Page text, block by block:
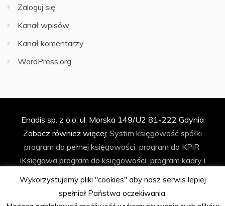
Zaloguj się
Kanał wpisów
Kanał komentarzy
WordPress.org
Enadis sp. z o.o. ul. Morska 149/U2 81-222 Gdynia
Zobacz również więcej: Systim księgowość spółki
program do pełnej księgowości program do KPiR
iKsięgowa program do księgowości program kadry i
księgowość spółki z o.o.
biuro rachunkowe
biura rachunkowego
automatyzacja księgowości
Wykorzystujemy pliki "cookies" aby nasz serwis lepiej
spełniał Państwa oczekiwania.